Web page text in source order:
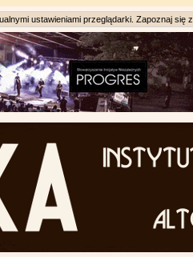
ustawieniami przeglądarki. Zapoznaj się z